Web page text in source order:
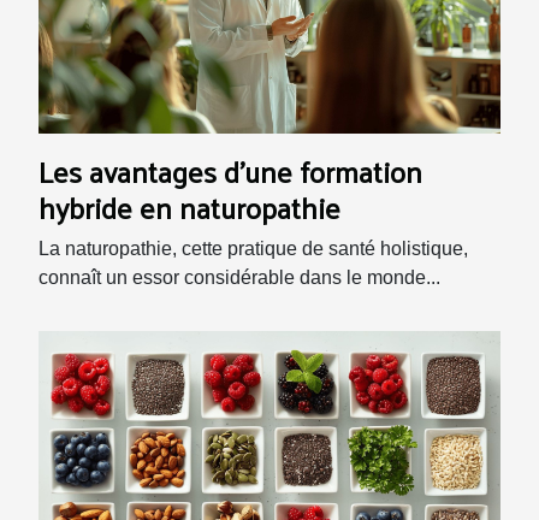
Les avantages d'une formation
hybride en naturopathie
La naturopathie, cette pratique de santé holistique,
connaît un essor considérable dans le monde...